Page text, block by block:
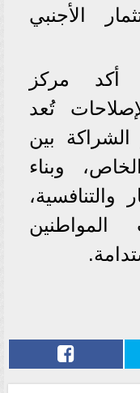
الأجنبي
أكد مركز
تُعد
بين
وبناء
والتنافسية،